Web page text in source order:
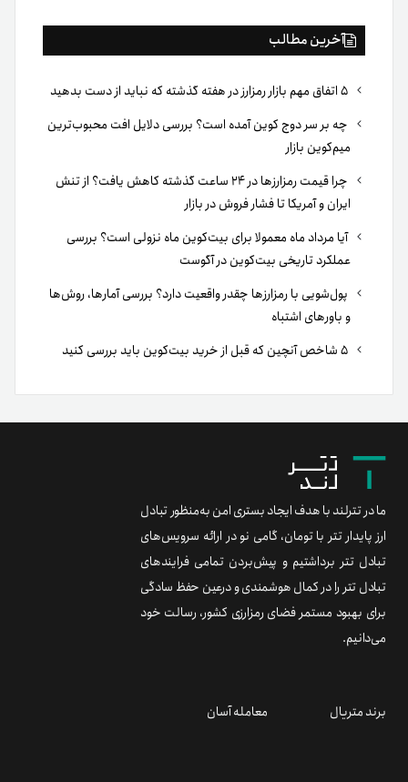
آخرین مطالب
چه بر سر دوج کوین آمده است؟ بررسی دلایل افت محبوب‌ترین
میم‌کوین بازار
چرا قیمت رمزارزها در ۲۴ ساعت گذشته کاهش یافت؟ از تنش
ایران و آمریکا تا فشار فروش در بازار
آیا مرداد ماه معمولا برای بیت‌کوین ماه نزولی است؟ بررسی
عملکرد تاریخی بیت‌کوین در آگوست
پول‌شویی با رمزارزها چقدر واقعیت دارد؟ بررسی آمارها، روش‌ها
و باورهای اشتباه
ما در تترلند با هدف ایجاد بستری امن به‌منظور تبادل
ارز پایدار تتر با تومان، گامی نو در ارائه سرویس‌های
تبادل تتر برداشتیم و پیش‌بردن تمامی فرایندهای
تبادل تتر را در کمال هوشمندی و درعین حفظ سادگی
برای بهبود مستمر فضای رمزارزی کشور، رسالت خود
می‌دانیم.
برند متریال معامله آسان